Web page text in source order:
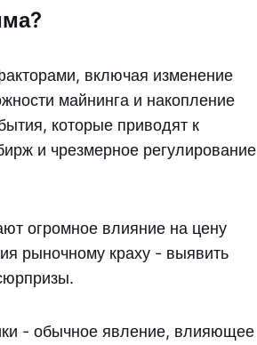
включая изменение
майнинга и накопление
которые приводят к
и чрезмерное регулирование
огромное влияние на цену
рыночному краху - выявить
- обычное явление, влияющее